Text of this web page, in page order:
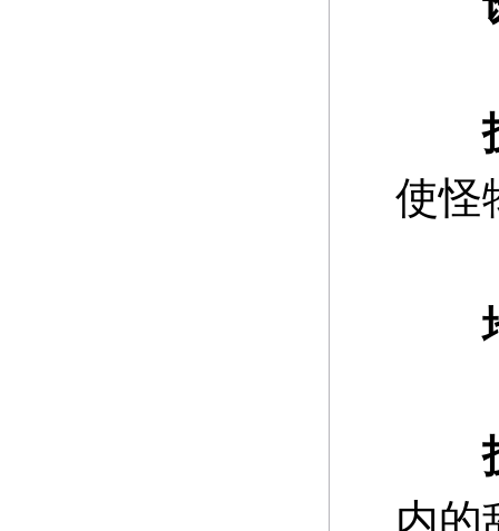
使怪
地
内的